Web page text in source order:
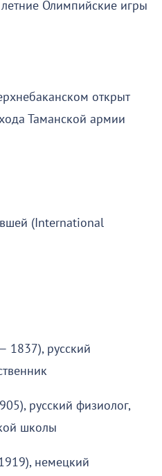
Олимпийские игры
открыт
Таманской армии
(International
русский
русский физиолог,
школы
немецкий